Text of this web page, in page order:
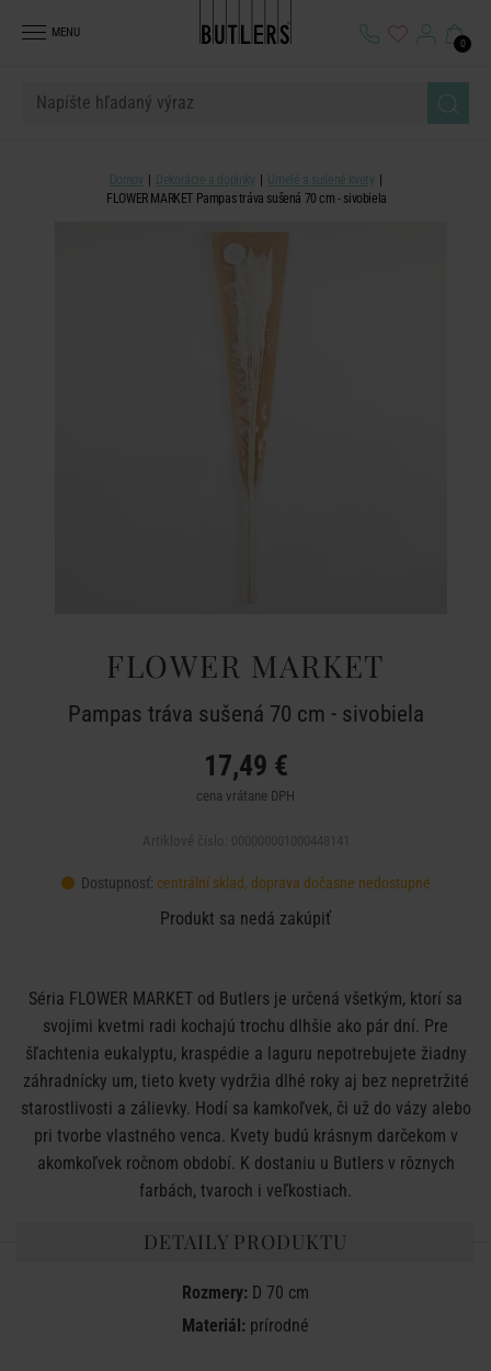
MENU
0
Domov Dekorácie a doplnky
Umelé a sušené kvety
FLOWER MARKET Pampas tráva sušená 70 cm - sivobiela
FLOWER MARKET
Pampas tráva sušená 70 cm - sivobiela
17,49 €
cena vrátane DPH
Dostupnosť: centrální sklad, doprava dočasne nedostupné
Produkt sa nedá zakúpiť
Séria FLOWER MARKET od Butlers je určená všetkým, ktorí sa
svojimi kvetmi radi kochajú trochu dlhšie ako pár dní. Pre
šľachtenia eukalyptu, kraspédie a laguru nepotrebujete žiadny
záhradnícky um, tieto kvety vydržia dlhé roky aj bez nepretržité
starostlivosti a zálievky. Hodí sa kamkoľvek, či už do vázy alebo
pri tvorbe vlastného venca. Kvety budú krásnym darčekom v
akomkoľvek ročnom období. K dostaniu u Butlers v rôznych
farbách, tvaroch i veľkostiach.
DETAILY PRODUKTU
Rozmery: D 70 cm
Materiál: prírodné